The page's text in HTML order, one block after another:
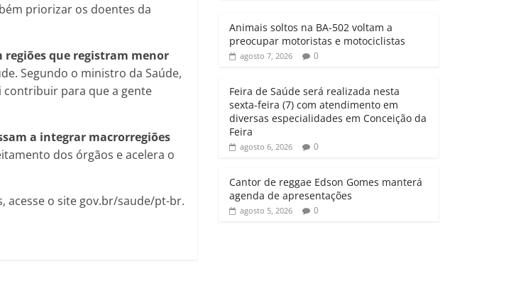
priorizar os doentes da
que registram menor
Segundo o ministro da Saúde,
contribuir para que a gente
a integrar macrorregiões
dos órgãos e acelera o
acesse o site gov.br/saude/pt-br.
Animais soltos na BA-502 voltam a
preocupar motoristas e motociclistas
agosto 7, 2026 0
Feira de Saúde será realizada nesta
sexta-feira (7) com atendimento em
diversas especialidades em Conceição da
Feira
agosto 6, 2026 0
Cantor de reggae Edson Gomes manterá
agenda de apresentações
agosto 5, 2026 0